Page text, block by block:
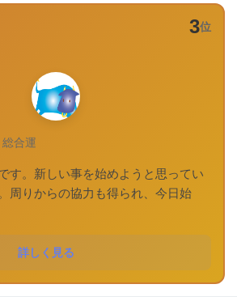
3位
総合運
す。新しい事を始めようと思ってい
周りからの協力も得られ、今日始
詳しく見る